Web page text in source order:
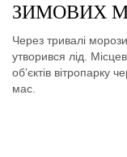
ЗИМОВИХ
Через тривалі
утворився лід.
об’єктів вітропарку
мас.